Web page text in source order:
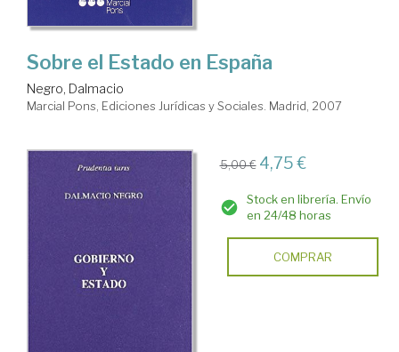
Sobre el Estado en España
Negro, Dalmacio
Marcial Pons, Ediciones Jurídicas y Sociales. Madrid, 2007
5,00 € 4,75 €
Stock en librería. Envío
en 24/48 horas
COMPRAR